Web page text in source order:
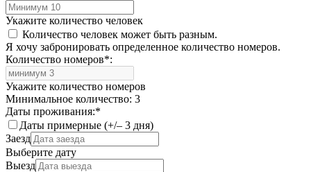
Укажите количество человек
Количество человек может быть разным.
Я хочу забронировать определенное количество номеров.
Количество номеров*:
Укажите количество номеров
Минимальное количество: 3
Даты проживания:*
Даты примерные (+/– 3 дня)
Заезд
Выберите дату
Выезд